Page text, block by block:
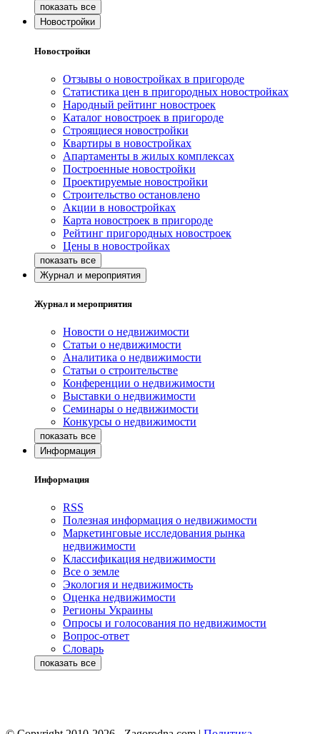
Новостройки
Новостройки
Отзывы о новостройках в пригороде
Статистика цен в пригородных новостройках
Народный рейтинг новостроек
Каталог новостроек в пригороде
Строящиеся новостройки
Квартиры в новостройках
Апартаменты в жилых комплексах
Построенные новостройки
Проектируемые новостройки
Строительство остановлено
Акции в новостройках
Карта новостроек в пригороде
Рейтинг пригородных новостроек
Цены в новостройках
Журнал и мероприятия
Журнал и мероприятия
Новости о недвижимости
Статьи о недвижимости
Аналитика о недвижимости
Статьи о строительстве
Конференции о недвижимости
Выставки о недвижимости
Семинары о недвижимости
Конкурсы о недвижимости
Информация
Информация
RSS
Полезная информация о недвижимости
Маркетинговые исследования рынка
недвижимости
Классификация недвижимости
Все о земле
Экология и недвижимость
Оценка недвижимости
Регионы Украины
Опросы и голосования по недвижимости
Вопрос-ответ
Словарь